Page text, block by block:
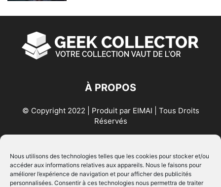
Nous utilisons des technologies telles que les cookies pour stocker et/ou
accéder aux informations relatives aux appareils. Nous le faisons pour
améliorer l’expérience de navigation et pour afficher des publicités
personnalisées. Consentir à ces technologies nous permettra de traiter
À PROPOS
© Copyright 2022 | Produit par EIMAI | Tous Droits
Réservés
SUIVEZ NOUS